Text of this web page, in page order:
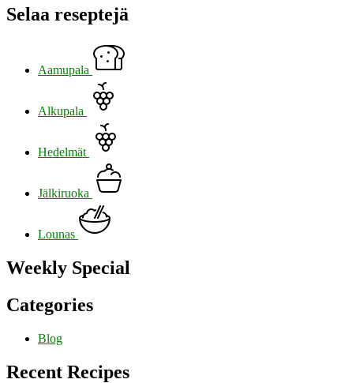
Selaa reseptejä
Aamupala
Alkupala
Hedelmät
Jälkiruoka
Lounas
Weekly Special
Categories
Blog
Recent Recipes